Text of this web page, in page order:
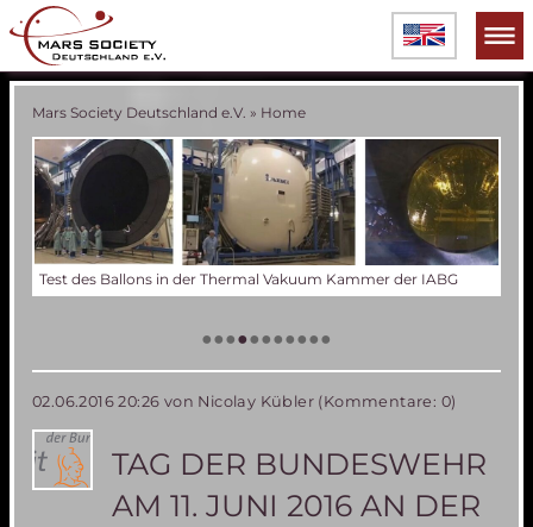
Mars Society Deutschland e.V. » Home
Test des Ballons in der Thermal Vakuum Kammer der IABG
•••••••••••
02.06.2016 20:26 von Nicolay Kübler (Kommentare: 0)
TAG DER BUNDESWEHR
AM 11. JUNI 2016 AN DER